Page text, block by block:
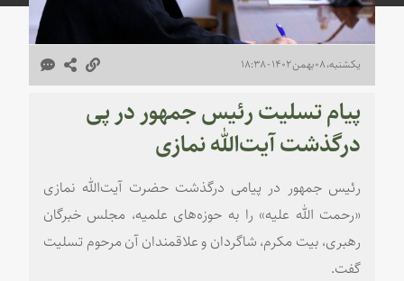
یکشنبه، ۰۸ بهمن ۱۴۰۲ - ۱۸:۳۸
پیام تسلیت رئیس جمهور در پی
درگذشت آیت‌الله نمازی
رئیس جمهور در پیامی درگذشت حضرت آیت‏‌الله نمازی
«رحمت الله‌ علیه» را به حوزه‌های علمیه، مجلس خبرگان
رهبری، بیت مکرم، شاگردان و علاقمندان آن مرحوم تسلیت
گفت.